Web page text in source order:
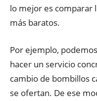
lo mejor es comparar
más baratos.
Por ejemplo,
hacer un servicio
cambio de bombillos
se ofertan. De ese